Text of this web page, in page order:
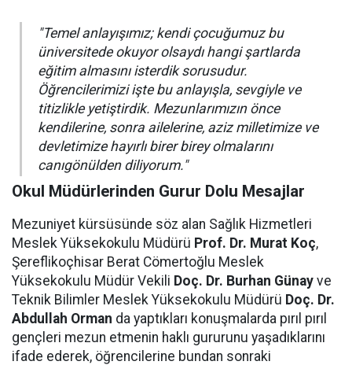
"Temel anlayışımız; kendi çocuğumuz bu
üniversitede okuyor olsaydı hangi şartlarda
eğitim almasını isterdik sorusudur.
Öğrencilerimizi işte bu anlayışla, sevgiyle ve
titizlikle yetiştirdik. Mezunlarımızın önce
kendilerine, sonra ailelerine, aziz milletimize ve
devletimize hayırlı birer birey olmalarını
canıgönülden diliyorum."
Okul Müdürlerinden Gurur Dolu Mesajlar
Mezuniyet kürsüsünde söz alan Sağlık Hizmetleri
Meslek Yüksekokulu Müdürü Prof. Dr. Murat Koç,
Şereflikoçhisar Berat Cömertoğlu Meslek
Yüksekokulu Müdür Vekili Doç. Dr. Burhan Günay ve
Teknik Bilimler Meslek Yüksekokulu Müdürü Doç. Dr.
Abdullah Orman da yaptıkları konuşmalarda pırıl pırıl
gençleri mezun etmenin haklı gururunu yaşadıklarını
ifade ederek, öğrencilerine bundan sonraki